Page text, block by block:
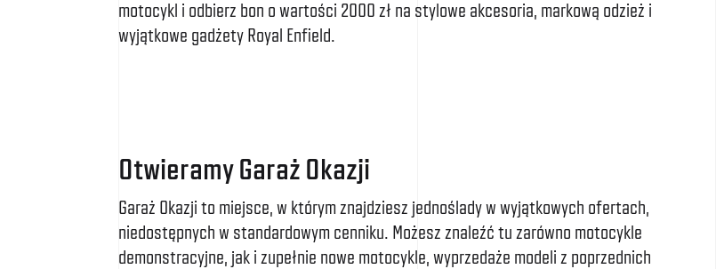
motocykl i odbierz bon o wartości 2000 zł na stylowe akcesoria, markową odzież i
wyjątkowe gadżety Royal Enfield.
Otwieramy Garaż Okazji
Garaż Okazji to miejsce, w którym znajdziesz jednoślady w wyjątkowych ofertach,
niedostępnych w standardowym cenniku. Możesz znaleźć tu zarówno motocykle
demonstracyjne, jak i zupełnie nowe motocykle, wyprzedaże modeli z poprzednich